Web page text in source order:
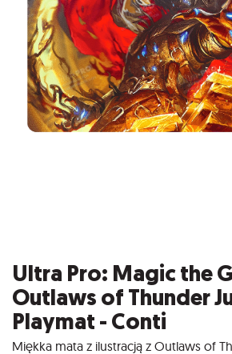
Ultra Pro: Magic the
Outlaws of Thunder
Playmat - Conti
Miękka mata z ilustracją z Outlaws of